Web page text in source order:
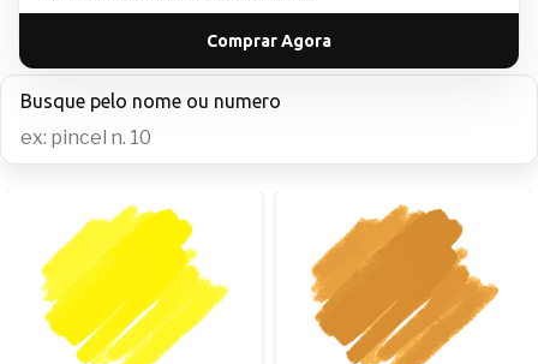
Comprar Agora
Busque pelo nome ou numero